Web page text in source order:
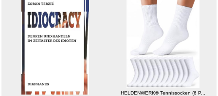
Festool KR -D17 Kopierring/von...
Anzeige
HELDENWERK® Tennissocken (6 P...